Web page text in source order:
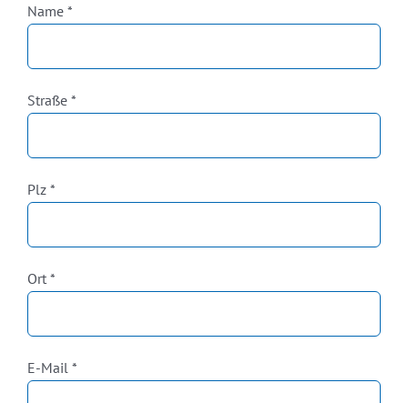
Name Pflichtfeld
*
Straße Pflichtfeld
*
Plz Pflichtfeld
*
Ort Pflichtfeld
*
E-Mail Pflichtfeld
*